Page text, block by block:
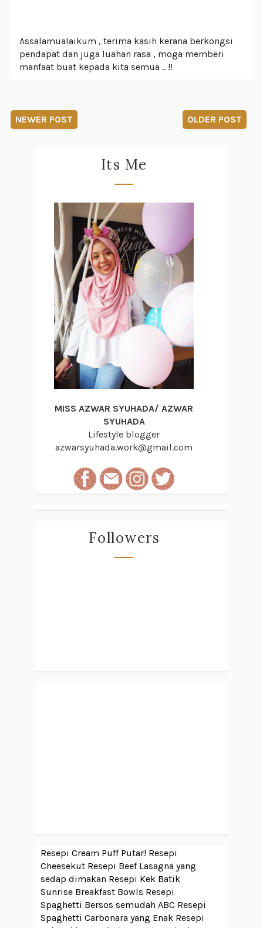
Assalamualaikum , terima kasih kerana berkongsi
pendapat dan juga luahan rasa , moga memberi
manfaat buat kepada kita semua .. !!
NEWER POST OLDER POST
Its Me
MISS AZWAR SYUHADA/ AZWAR
SYUHADA
Lifestyle blogger
azwarsyuhada.work@gmail.com
Followers
Resepi Cream Puff Putar! Resepi
Cheesekut Resepi Beef Lasagna yang
sedap dimakan Resepi Kek Batik
Sunrise Breakfast Bowls Resepi
Spaghetti Bersos semudah ABC Resepi
Spaghetti Carbonara yang Enak Resepi